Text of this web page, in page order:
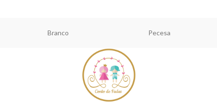
Branco Pecesa